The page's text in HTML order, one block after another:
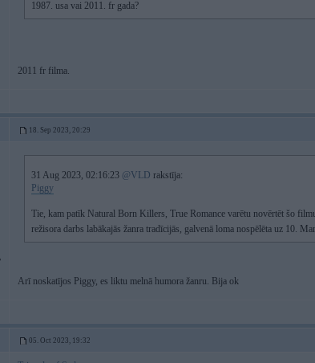
1987. usa vai 2011. fr gada?
2011 fr filma.
18. Sep 2023, 20:29
31 Aug 2023, 02:16:23 @VLD rakstīja:
Piggy
Tie, kam patīk Natural Born Killers, True Romance varētu novērtēt šo
režisora darbs labākajās žanra tradīcijās, galvenā loma nospēlēta uz 10.
Arī noskatījos Piggy, es liktu melnā humora žanru. Bija ok
05. Oct 2023, 19:32